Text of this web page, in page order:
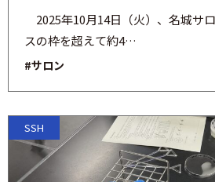
2025年10月14日（火）、名城サ
スの枠を超えて約4…
#サロン
SSH